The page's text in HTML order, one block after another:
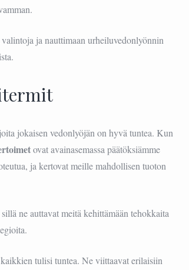
ja nauttimaan urheiluvedonlyönnin
jokaisen vedonlyöjän on hyvä tuntea. Kun
ovat avainasemassa päätöksiämme
ja kertovat meille mahdollisen tuoton
ne auttavat meitä kehittämään tehokkaita
tulisi tuntea. Ne viittaavat erilaisiin